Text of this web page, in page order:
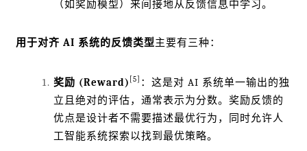
（如奖励模型）来间接地从反馈信息中学习。
用于对齐 AI 系统的反馈类型主要有三种：
奖励 (Reward) [5]
：这是对 AI 系统单一输出的独
立且绝对的评估，通常表示为分数。奖励反馈的
优点是设计者不需要描述最优行为，同时允许人
工智能系统探索以找到最优策略。